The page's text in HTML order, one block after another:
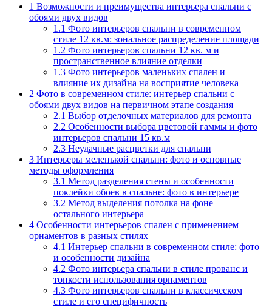
1 Возможности и преимущества интерьера спальни с
обоями двух видов
1.1 Фото интерьеров спальни в современном
стиле 12 кв.м: зональное распределение площади
1.2 Фото интерьеров спальни 12 кв. м и
пространственное влияние отделки
1.3 Фото интерьеров маленьких спален и
влияние их дизайна на восприятие человека
2 Фото в современном стиле: интерьер спальни с
обоями двух видов на первичном этапе создания
2.1 Выбор отделочных материалов для ремонта
2.2 Особенности выбора цветовой гаммы и фото
интерьеров спальни 15 кв.м
2.3 Неудачные расцветки для спальни
3 Интерьеры меленькой спальни: фото и основные
методы оформления
3.1 Метод разделения стены и особенности
поклейки обоев в спальне: фото в интерьере
3.2 Метод выделения потолка на фоне
остального интерьера
4 Особенности интерьеров спален с применением
орнаментов в разных стилях
4.1 Интерьер спальни в современном стиле: фото
и особенности дизайна
4.2 Фото интерьера спальни в стиле прованс и
тонкости использования орнаментов
4.3 Фото интерьеров спальни в классическом
стиле и его специфичность